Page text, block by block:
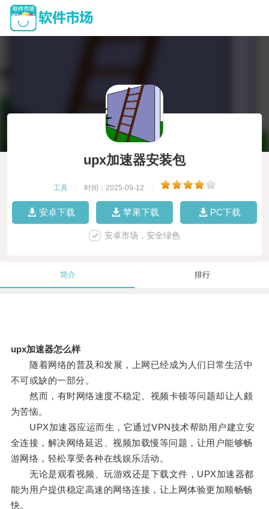
upx加速器安装包
工具 时间：2025-09-12
安卓下载 苹果下载 PC下载
安卓市场，安全绿色
简介 排行
upx加速器怎么样
随着网络的普及和发展，上网已经成为人们日常生活中
不可或缺的一部分。
然而，有时网络速度不稳定、视频卡顿等问题却让人颇
为苦恼。
UPX加速器应运而生，它通过VPN技术帮助用户建立安
全连接，解决网络延迟、视频加载慢等问题，让用户能够畅
游网络，轻松享受各种在线娱乐活动。
无论是观看视频、玩游戏还是下载文件，UPX加速器都
能为用户提供稳定高速的网络连接，让上网体验更加顺畅畅
快。